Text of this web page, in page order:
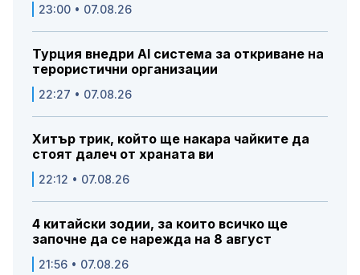
23:00 • 07.08.26
Турция внедри AI система за откриване на
терористични организации
22:27 • 07.08.26
Хитър трик, който ще накара чайките да
стоят далеч от храната ви
22:12 • 07.08.26
4 китайски зодии, за които всичко ще
започне да се нарежда на 8 август
21:56 • 07.08.26